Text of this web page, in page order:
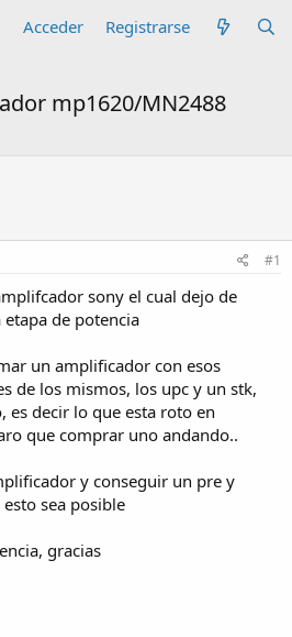
Acceder Registrarse
mp1620/MN2488
#1
sony el cual dejo de
de potencia
un amplificador con esos
de los mismos, los upc y un stk,
es decir lo que esta roto en
que comprar uno andando..
y conseguir un pre y
sea posible
gracias